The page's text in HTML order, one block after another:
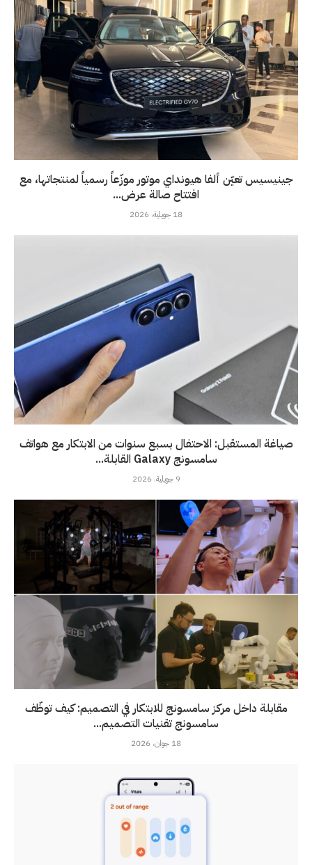
جينيسيس تعيّن ألفا هيونداي موتور موزّعاً رسمياً لمنتجاتها، مع
افتتاح صالة عرض...
18 جويلية، 2026
صياغة المستقبل: الاحتفال بسبع سنوات من الابتكار مع هواتف
سامسونج Galaxy القابلة...
9 جويلية، 2026
مقابلة داخل مركز سامسونج للابتكار في التصميم: كيف توظّف
سامسونج تقنيات التصميم...
18 جوان، 2026